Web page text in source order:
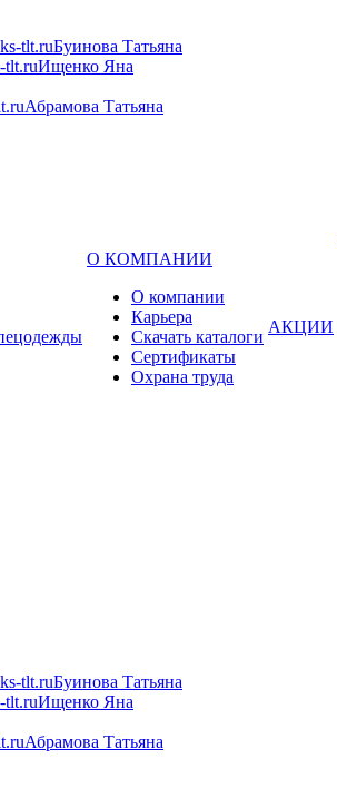
tlt.ruБуинова Татьяна
tlt.ruИщенко Яна
Абрамова Татьяна
О КОМПАНИИ
О компании
Карьера
Cкачать каталоги
Сертификаты
Охрана труда
АКЦИИ
tlt.ruБуинова Татьяна
tlt.ruИщенко Яна
Абрамова Татьяна